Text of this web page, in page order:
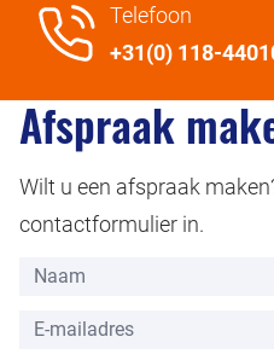
Telefoon
+31(0) 118-
Afspraak
Wilt u een afspraak
contactformulier in.